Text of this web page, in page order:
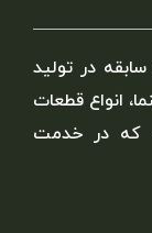
در تولید
انواع قطعات
که در خدمت